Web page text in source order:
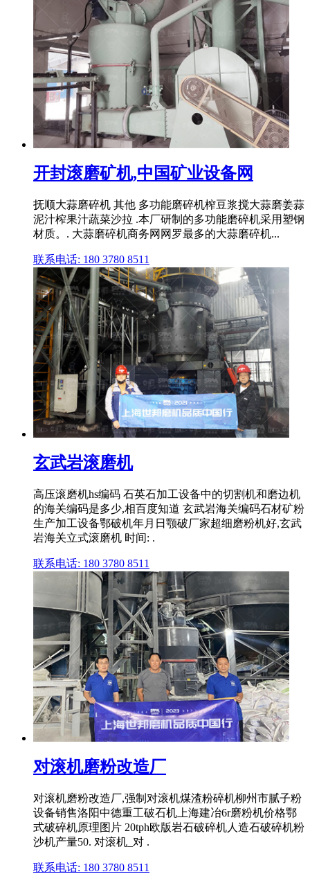
开封滚磨矿机,中国矿业设备网
抚顺大蒜磨碎机 其他 多功能磨碎机榨豆浆搅大蒜磨姜蒜
泥汁榨果汁蔬菜沙拉 .本厂研制的多功能磨碎机采用塑钢
材质。. 大蒜磨碎机商务网网罗最多的大蒜磨碎机...
联系电话: 180 3780 8511
玄武岩滚磨机
高压滚磨机hs编码 石英石加工设备中的切割机和磨边机
的海关编码是多少,相百度知道 玄武岩海关编码石材矿粉
生产加工设备鄂破机年月日颚破厂家超细磨粉机好,玄武
岩海关立式滚磨机 时间: .
联系电话: 180 3780 8511
对滚机磨粉改造厂
对滚机磨粉改造厂,强制对滚机煤渣粉碎机柳州市腻子粉
设备销售洛阳中德重工破石机上海建冶6r磨粉机价格鄂
式破碎机原理图片 20tph欧版岩石破碎机人造石破碎机粉
沙机产量50. 对滚机_对 .
联系电话: 180 3780 8511